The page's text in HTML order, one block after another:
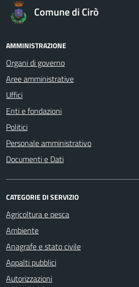
Comune di Cirò
AMMINISTRAZIONE
Organi di governo
Aree amministrative
Uffici
Enti e fondazioni
Politici
Personale amministrativo
Documenti e Dati
CATEGORIE DI SERVIZIO
Agricoltura e pesca
Ambiente
Anagrafe e stato civile
Appalti pubblici
Autorizzazioni